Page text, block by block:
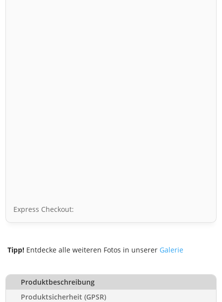
Express Checkout:
Tipp! Entdecke alle weiteren Fotos in unserer Galerie
Produktbeschreibung
Produktsicherheit (GPSR)